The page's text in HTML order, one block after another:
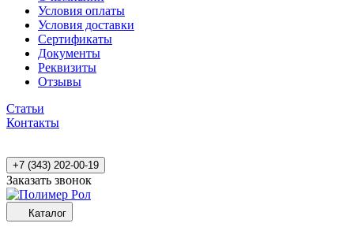
Условия оплаты
Условия доставки
Сертификаты
Документы
Реквизиты
Отзывы
Статьи
Контакты
+7 (343) 202-00-19
Заказать звонок
Каталог